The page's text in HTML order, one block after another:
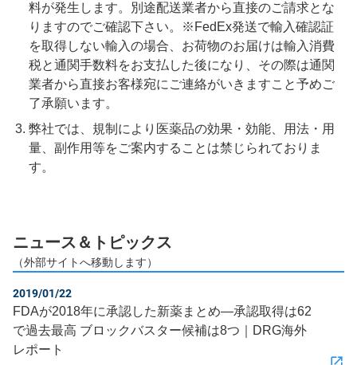
料が発生します。別途配送業者から直接のご請求とな
りますのでご確認下さい。※FedEx発送で輸入確認証
を取得しない輸入の場合、お荷物のお届けは輸入消費
税と通関手数料をお支払した後になり、その際は通関
業者から直接お客様宛にご連絡がいきますこと予めご
了承願います。
弊社では、規制により医薬品の効果・効能、用法・用
量、副作用等をご案内することは禁じられておりま
す。
ニュース＆トピックス
（外部サイトへ移動します）
2019/01/22
FDAが2018年に承認した新薬まとめ―承認取得は62
で過去最高 ブロックバスター候補は8つ｜DRG海外
レポート